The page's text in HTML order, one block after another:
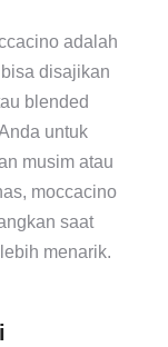
adalah
disajikan
blended
untuk
musim atau
moccacino
saat
menarik.